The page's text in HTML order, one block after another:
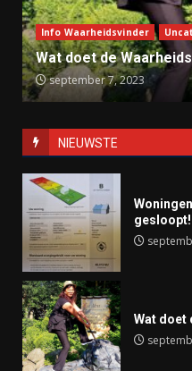
NIEUWSTE
gesloopt!
Wat doet
Info Waarheidsvinder
Wat doet de
september 7, 2023